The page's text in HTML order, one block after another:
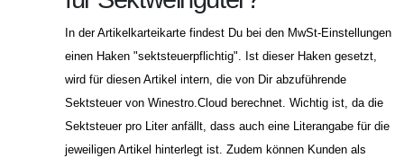
In der Artikelkarteikarte findest Du bei den MwSt-Einstellungen
einen Haken "sektsteuerpflichtig". Ist dieser Haken gesetzt,
wird für diesen Artikel intern, die von Dir abzuführende
Sektsteuer von Winestro.Cloud berechnet. Wichtig ist, da die
Sektsteuer pro Liter anfällt, dass auch eine Literangabe für die
jeweiligen Artikel hinterlegt ist. Zudem können Kunden als